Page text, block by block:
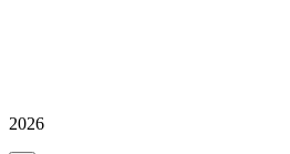
2026